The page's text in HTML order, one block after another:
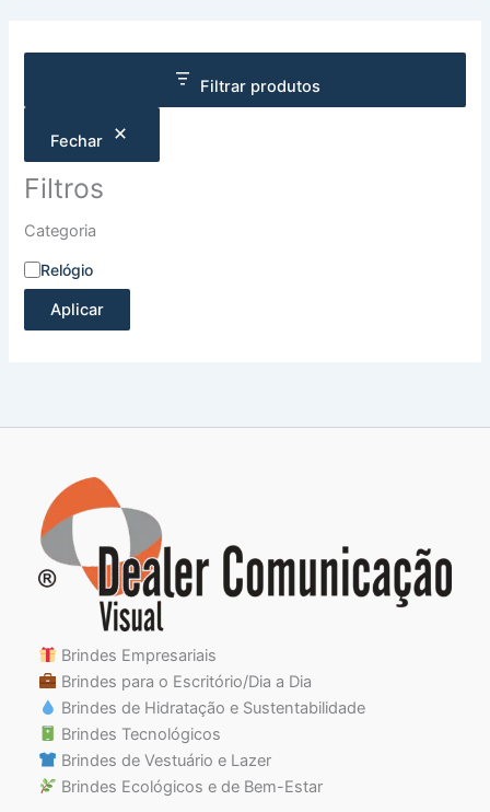
Filtrar produtos
Fechar
Filtros
Categoria
Relógio
Aplicar
Brindes Empresariais
Brindes para o Escritório/Dia a Dia
Brindes de Hidratação e Sustentabilidade
Brindes Tecnológicos
Brindes de Vestuário e Lazer
Brindes Ecológicos e de Bem-Estar